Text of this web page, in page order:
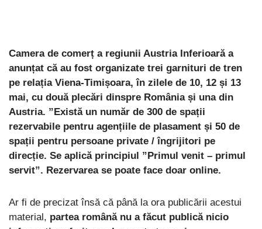
Camera de comerț a regiunii Austria Inferioară a
anunțat că au fost organizate trei garnituri de tren
pe relația Viena-Timișoara, în zilele de 10, 12 și 13
mai, cu două plecări dinspre România și una din
Austria. ”Există un număr de 300 de spații
rezervabile pentru agențiile de plasament și 50 de
spații pentru persoane private / îngrijitori pe
direcție. Se aplică principiul ”Primul venit – primul
servit”. Rezervarea se poate face doar online.
Ar fi de precizat însă că până la ora publicării acestui
material, partea română nu a făcut publică nicio